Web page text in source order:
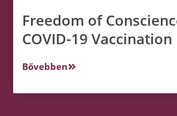
Freedom of
COVID-19 Vaccination
Bővebben